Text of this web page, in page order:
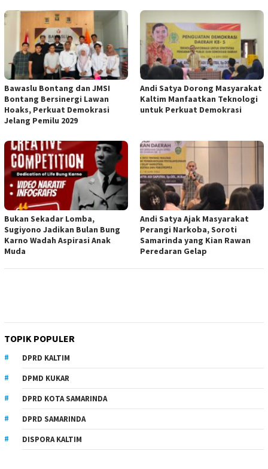
Bawaslu Bontang dan JMSI
Bontang Bersinergi Lawan
Hoaks, Perkuat Demokrasi
Jelang Pemilu 2029
Andi Satya Dorong Masyarakat
Kaltim Manfaatkan Teknologi
untuk Perkuat Demokrasi
Bukan Sekadar Lomba,
Sugiyono Jadikan Bulan Bung
Karno Wadah Aspirasi Anak
Muda
Andi Satya Ajak Masyarakat
Perangi Narkoba, Soroti
Samarinda yang Kian Rawan
Peredaran Gelap
TOPIK POPULER
DPRD KALTIM
DPMD KUKAR
DPRD KOTA SAMARINDA
DPRD SAMARINDA
DISPORA KALTIM